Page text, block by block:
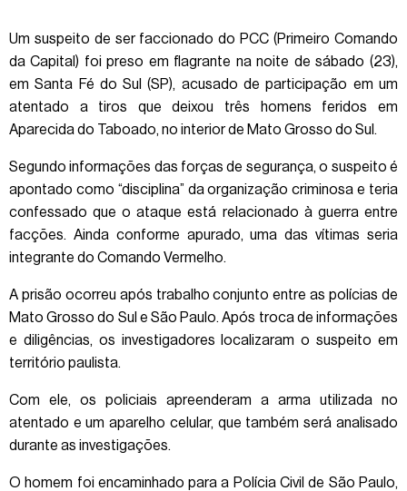
Um suspeito de ser faccionado do PCC (Primeiro Comando
da Capital) foi preso em flagrante na noite de sábado (23),
em Santa Fé do Sul (SP), acusado de participação em um
atentado a tiros que deixou três homens feridos em
Aparecida do Taboado, no interior de Mato Grosso do Sul.
Segundo informações das forças de segurança, o suspeito é
apontado como “disciplina” da organização criminosa e teria
confessado que o ataque está relacionado à guerra entre
facções. Ainda conforme apurado, uma das vítimas seria
integrante do Comando Vermelho.
A prisão ocorreu após trabalho conjunto entre as polícias de
Mato Grosso do Sul e São Paulo. Após troca de informações
e diligências, os investigadores localizaram o suspeito em
território paulista.
Com ele, os policiais apreenderam a arma utilizada no
atentado e um aparelho celular, que também será analisado
durante as investigações.
O homem foi encaminhado para a Polícia Civil de São Paulo,